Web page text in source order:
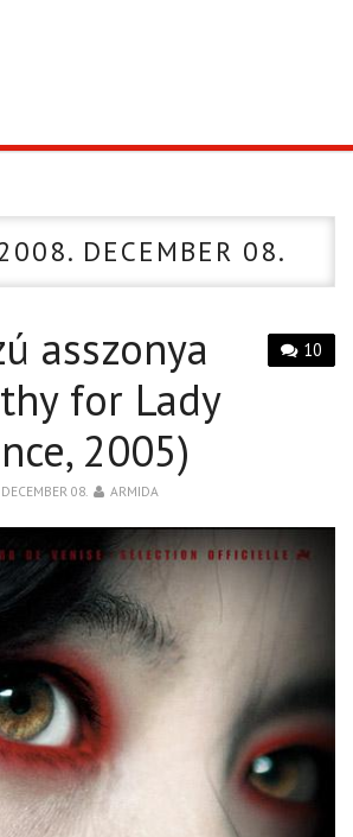
DECEMBER 08.
10
asszonya
for Lady
2005)
08. ARMIDA